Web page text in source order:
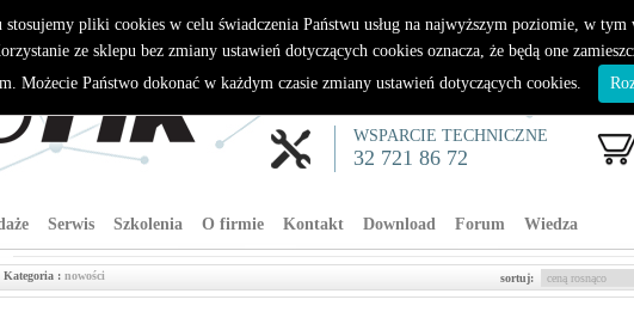
WSPARCIE TECHNICZNE
32 721 86 72
Serwis Szkolenia O firmie Kontakt Download Forum Wiedza
Kategoria : nowości sortuj:
stosujemy pliki cookies w celu świadczenia Państwu usług na najwyższym poziomie, w tym
ze sklepu bez zmiany ustawień dotyczących cookies oznacza, że będą one
Możecie Państwo dokonać w każdym czasie zmiany ustawień dotyczących cookies.